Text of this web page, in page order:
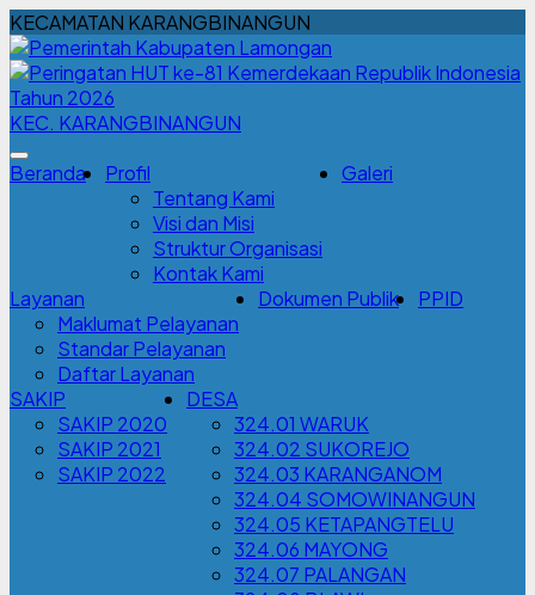
KECAMATAN KARANGBINANGUN
KEC. KARANGBINANGUN
Beranda
Profil
Tentang Kami
Visi dan Misi
Struktur Organisasi
Kontak Kami
Galeri
Layanan
Maklumat Pelayanan
Standar Pelayanan
Daftar Layanan
Dokumen Publik PPID
SAKIP
SAKIP 2020
SAKIP 2021
SAKIP 2022
DESA
324.01 WARUK
324.02 SUKOREJO
324.03 KARANGANOM
324.04 SOMOWINANGUN
324.05 KETAPANGTELU
324.06 MAYONG
324.07 PALANGAN